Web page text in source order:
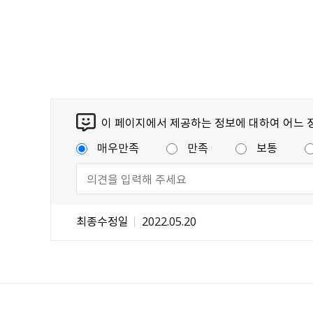
이 페이지에서 제공하는 정보에 대하여 어느
매우만족
만족 보통
최종수정일 2022.05.20